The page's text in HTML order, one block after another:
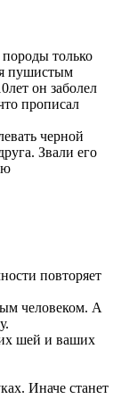
только
пушистым
он заболел
прописал
черной
Звали его
повторяет
человеком. А
шей и ваших
Иначе станет